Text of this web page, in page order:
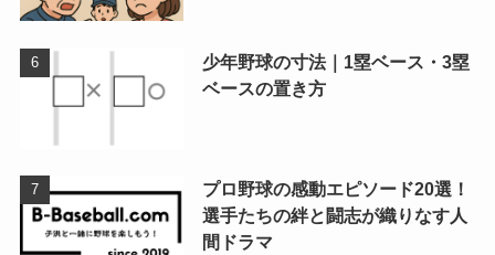
少年野球の寸法｜1塁ベース・3塁
ベースの置き方
プロ野球の感動エピソード20選！
選手たちの絆と闘志が織りなす人
間ドラマ